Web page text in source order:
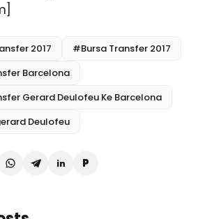
2017
#Bursa Transfer 2017
Barcelona
Gerard Deulofeu Ke Barcelona
Deulofeu